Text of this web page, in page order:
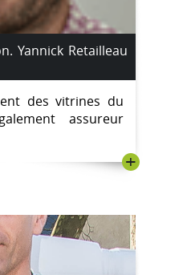
Yannick Retailleau
des vitrines du
assureur
+